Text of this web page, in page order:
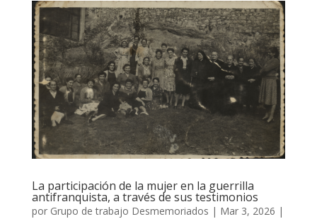
La participación de la mujer en la guerrilla
antifranquista, a través de sus testimonios
por Grupo de trabajo Desmemoriados | Mar 3, 2026 |